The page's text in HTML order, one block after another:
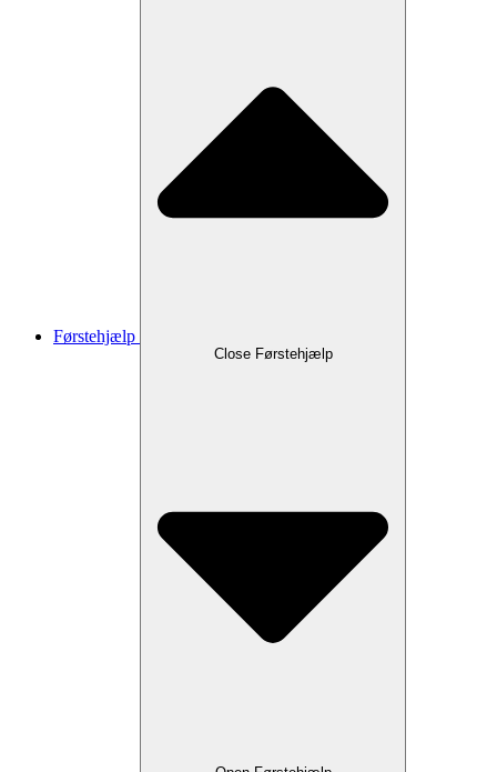
Førstehjælp
Close Førstehjælp